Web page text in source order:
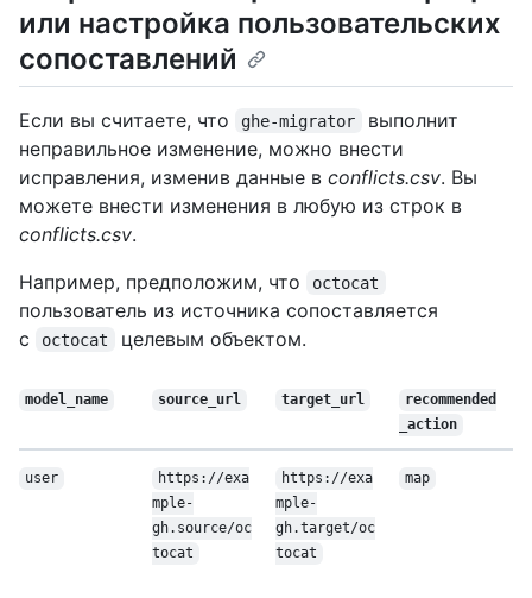
или настройка пользовательских
сопоставлений
Если вы считаете, что ghe-migrator
выполнит
неправильное изменение, можно внести
исправления, изменив данные в conflicts.csv. Вы
можете внести изменения в любую из строк в
conflicts.csv.
Например, предположим, что
octocat
пользователь из источника сопоставляется
с
octocat целевым объектом.
model_name source_url target_url
recommended
_action
user
https://exa
mple-
gh.source/oc
tocat
https://exa
mple-
gh.target/oc
tocat
map